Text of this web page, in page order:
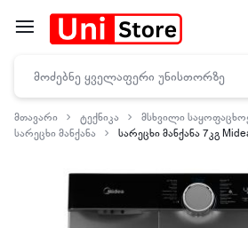
მთავარი ტექნიკა
მსხვილი
სარეცხი მანქანა
სარეცხი მანქანა 7კგ